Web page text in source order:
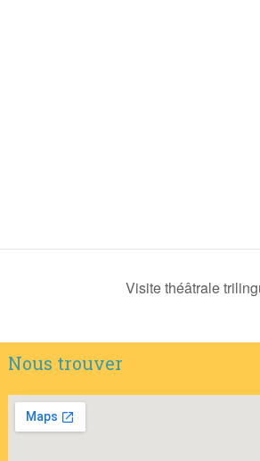
Visite théâtrale
Nous trouver